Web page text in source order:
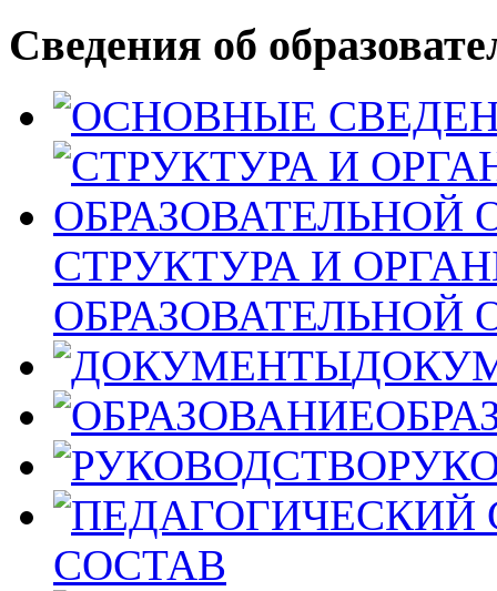
Сведения об
СТРУКТУРА И
ОБРАЗОВАТЕЛЬНОЙ
СОСТАВ